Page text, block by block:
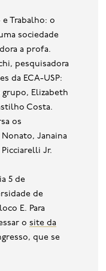
e Trabalho: o
sociedade
a profa.
pesquisadora
da ECA-USP:
grupo, Elizabeth
Costa.
os
Janaina
Jr.
5 de
de
E. Para
osite da
que se